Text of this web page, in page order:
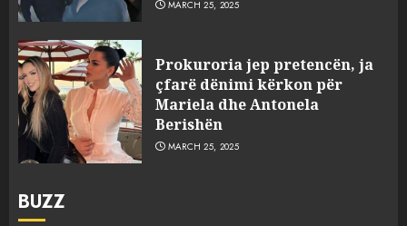
MARCH 25, 2025
Prokuroria jep pretencën, ja
çfarë dënimi kërkon për
Mariela dhe Antonela
Berishën
MARCH 25, 2025
BUZZ